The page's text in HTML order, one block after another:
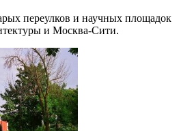
переулков и научных площадок
и Москва-Сити.